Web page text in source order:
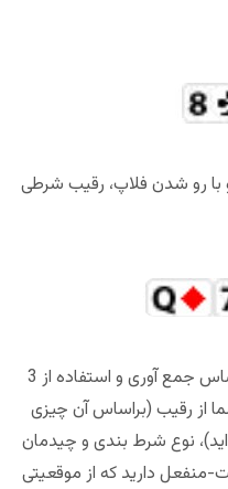
با رو شدن فلاپ، رقیب شرطی
تشخیص طیف دست ها معمولا براساس جمع آوری و استفاده از 3
از رقیب (براساس آن چیزی
نوع شرط بندی و چیدمان
منفعل دارید که از موقعیتی